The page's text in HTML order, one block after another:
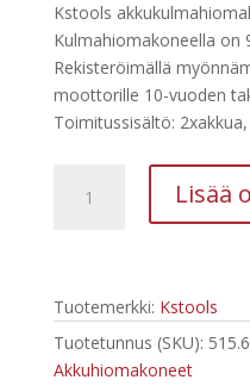
oli:
Kstools
Kulmahiomakoneella on
Rekisteröimällä
moottorille 10-vuoden
Toimitussisältö:
515.6200-
kulmahiomakone
määrä
Lisää
Tuotemerkki: Kstools
Tuotetunnus (SKU):
Akkuhiomakoneet